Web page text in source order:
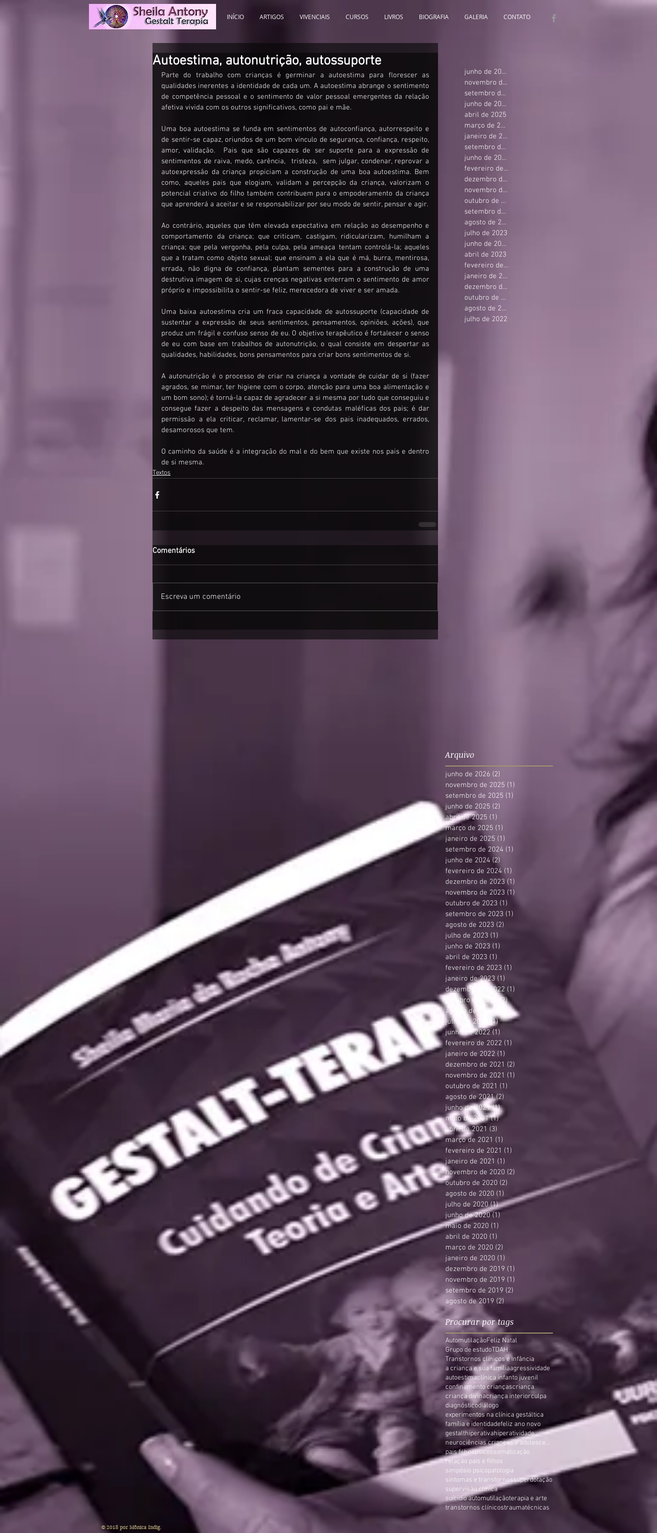
INÍCIO ARTIGOS VIVENCIAIS CURSOS LIVROS BIOGRAFIA GALERIA CONTATO
Autoestima, autonutrição, autossuporte
Parte do trabalho com crianças é germinar a autoestima para florescer as
qualidades inerentes a identidade de cada um. A autoestima abrange o sentimento
de competência pessoal e o sentimento de valor pessoal emergentes da relação
afetiva vivida com os outros significativos, como pai e mãe.
Uma boa autoestima se funda em sentimentos de autoconfiança, autorrespeito e
de sentir-se capaz, oriundos de um bom vínculo de segurança, confiança, respeito,
amor, validação.  Pais que são capazes de ser suporte para a expressão de
sentimentos de raiva, medo, carência,  tristeza,  sem julgar, condenar, reprovar a
autoexpressão da criança propiciam a construção de uma boa autoestima. Bem
como, aqueles pais que elogiam, validam a percepção da criança, valorizam o
potencial criativo do filho também contribuem para o empoderamento da criança
Ao contrário, aqueles que têm elevada expectativa em relação ao desempenho e
comportamento da criança; que criticam, castigam, ridicularizam, humilham a
criança; que pela vergonha, pela culpa, pela ameaça tentam controlá-la; aqueles
que a tratam como objeto sexual; que ensinam a ela que é má, burra, mentirosa,
errada, não digna de confiança, plantam sementes para a construção de uma
destrutiva imagem de si, cujas crenças negativas enterram o sentimento de amor
próprio e impossibilita o sentir-se feliz, merecedora de viver e ser amada.
Uma baixa autoestima cria um fraca capacidade de autossuporte (capacidade de
sustentar a expressão de seus sentimentos, pensamentos, opiniões, ações), que
produz um frágil e confuso senso de eu. O objetivo terapêutico é fortalecer o senso
de eu com base em trabalhos de autonutrição, o qual consiste em despertar as
qualidades, habilidades, bons pensamentos para criar bons sentimentos de si.
A autonutrição é o processo de criar na criança a vontade de cuidar de si (fazer
agrados, se mimar, ter higiene com o corpo, atenção para uma boa alimentação e
um bom sono); é torná-la capaz de agradecer a si mesma por tudo que conseguiu e
consegue fazer a despeito das mensagens e condutas maléficas dos pais; é dar
permissão a ela criticar, reclamar, lamentar-se dos pais inadequados, errados,
desamorosos que tem.
O caminho da saúde é a integração do mal e do bem que existe nos pais e dentro
de si mesma.
Textos
Comentários
Escreva um comentário
junho de 2026
novembro de 2025
setembro de 2025
junho de 2025
abril de 2025
março de 2025
janeiro de 2025
setembro de 2024
junho de 2024
fevereiro de 2024
dezembro de 2023
novembro de 2023
outubro de 2023
setembro de 2023
agosto de 2023
julho de 2023
junho de 2023
abril de 2023
fevereiro de 2023
janeiro de 2023
dezembro de 2022
outubro de 2022
agosto de 2022
julho de 2022
Arquivo
junho de 2026 (2)
novembro de 2025 (1)
setembro de 2025 (1)
junho de 2025 (2)
abril de 2025 (1)
março de 2025 (1)
janeiro de 2025 (1)
setembro de 2024 (1)
junho de 2024 (2)
fevereiro de 2024 (1)
dezembro de 2023 (1)
novembro de 2023 (1)
outubro de 2023 (1)
setembro de 2023 (1)
agosto de 2023 (2)
julho de 2023 (1)
junho de 2023 (1)
abril de 2023 (1)
fevereiro de 2023 (1)
janeiro de 2023 (1)
dezembro de 2022 (1)
outubro de 2022
(2)2 posts
agosto de 2022
1 post
julho de 2022
(1)1 post
junho de 2022 (1)
fevereiro de 2022 (1)
janeiro de 2022 (1)
dezembro de 2021 (2)
novembro de 2021 (1)
outubro de 2021 (1)
agosto de 2021 (2)
junho de 2021 (1)1 post
maio de 2021 (1)1 post
abril de 2021 (3)
março de 2021 (1)
fevereiro de 2021 (1)
janeiro de 2021 (1)
novembro de 2020 (2)
outubro de 2020 (2)
agosto de 2020 (1) 1 post
julho de 2020 (1)1 post
junho de 2020 (1)
maio de 2020 (1)
abril de 2020 (1)
março de 2020 (2)
janeiro de 2020 (1)
dezembro de 2019 (1)
novembro de 2019 (1)
setembro de 2019 (2)
agosto de 2019 (2)2 posts
Procurar por tags
AutomutilaçãoFeliz Natal
Grupo de estudoTDAH
Transtornos clínicos e Infância
a criança e sua famíliaagressividade
autoestimaclínica infanto juvenil
confinamento criançascriança
criança divinacriança interiorculpa
diagnósticodiálogo
experimentos na clínica gestáltica
família e identidadefeliz ano novo
gestalthiperativahiperatividade
neurociências crianças e adolescentes
pais filhospsicossomatização
relação pais e filhos
simpósio psicopatologia
sintomas e transtornossuperdotação
supervisão clínica
suícidio automutilaçãoterapia e arte
transtornos clínicostraumatécnicas
© 2018 por Mônica Indig.